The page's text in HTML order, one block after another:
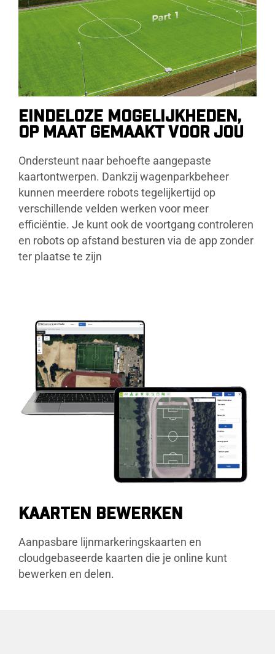
EINDELOZE MOGELIJKHEDEN,
OP MAAT GEMAAKT VOOR JOU
Ondersteunt naar behoefte aangepaste
kaartontwerpen. Dankzij wagenparkbeheer
kunnen meerdere robots tegelijkertijd op
verschillende velden werken voor meer
efficiëntie. Je kunt ook de voortgang controleren
en robots op afstand besturen via de app zonder
ter plaatse te zijn
KAARTEN BEWERKEN
Aanpasbare lijnmarkeringskaarten en
cloudgebaseerde kaarten die je online kunt
bewerken en delen.